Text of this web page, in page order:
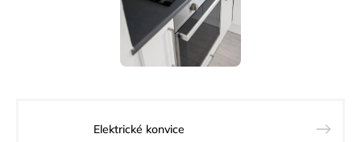
Elektrické konvice